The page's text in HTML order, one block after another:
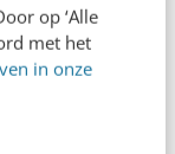
op ‘Alle
met het
in onze
Art